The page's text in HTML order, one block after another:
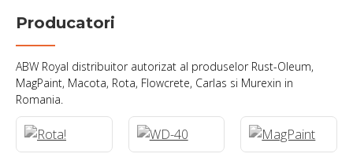
Producatori
ABW Royal distribuitor autorizat al produselor Rust-Oleum,
MagPaint, Macota, Rota, Flowcrete, Carlas si Murexin in
Romania.